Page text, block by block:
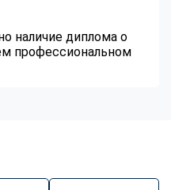
наличие диплома о
профессиональном